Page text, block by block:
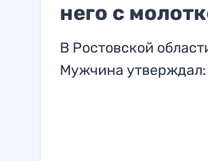
него с
В Ростовской
Мужчина утверждал: